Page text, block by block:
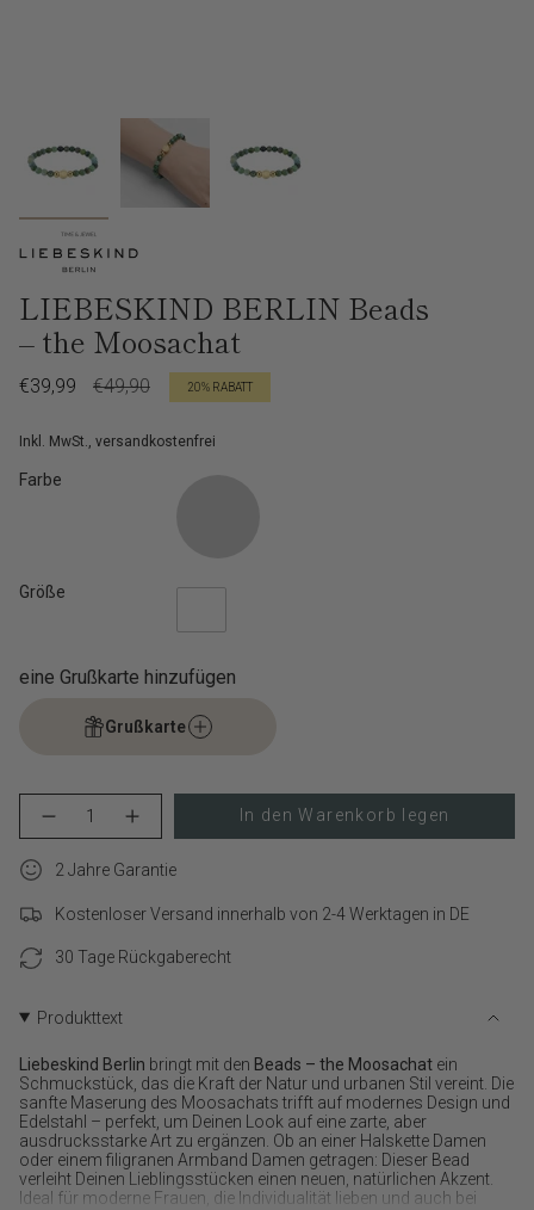
LIEBESKIND BERLIN Beads
– the Moosachat
Verkaufspreis
€39,99
Regulärer
€49,90 20% RABATT
Inkl. MwSt., versandkostenfrei
Farbe
Größe
eine Grußkarte hinzufügen
Grußkarte
cart\">
quantity
</span>
Warenkorb",
"decrease"=>"Menge
für
{{
product
}}
verringern",
"multiples_of"=>"Schritte
von
Menge
für
BERLIN
the
verringern
Schaltfläche
-
BERLIN
Beads
the
Moosachat">
In den Warenkorb legen
2 Jahre Garantie
Kostenloser Versand innerhalb von 2-4 Werktagen in DE
30 Tage Rückgaberecht
Produkttext
Liebeskind Berlin bringt mit den Beads – the Moosachat ein
Schmuckstück, das die Kraft der Natur und urbanen Stil vereint. Die
sanfte Maserung des Moosachats trifft auf modernes Design und
Edelstahl – perfekt, um Deinen Look auf eine zarte, aber
ausdrucksstarke Art zu ergänzen. Ob an einer Halskette Damen
oder einem filigranen Armband Damen getragen: Dieser Bead
verleiht Deinen Lieblingsstücken einen neuen, natürlichen Akzent.
Ideal für moderne Frauen, die Individualität lieben und auch bei